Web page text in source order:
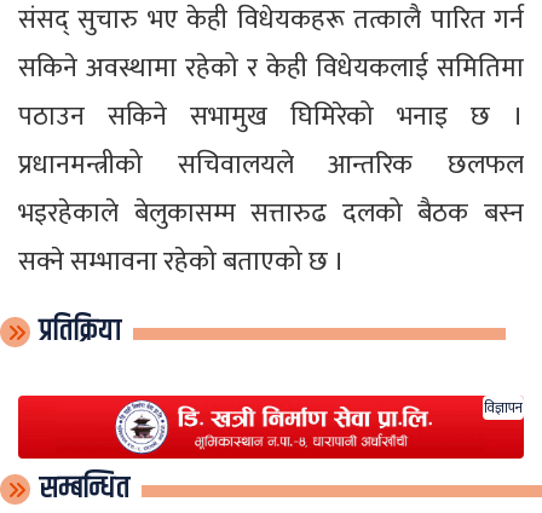
संसद् सुचारु भए केही विधेयकहरू तत्कालै पारित गर्न
सकिने अवस्थामा रहेको र केही विधेयकलाई समितिमा
पठाउन सकिने सभामुख घिमिरेको भनाइ छ ।
प्रधानमन्त्रीको सचिवालयले आन्तरिक छलफल
भइरहेकाले बेलुकासम्म सत्तारुढ दलको बैठक बस्न
सक्ने सम्भावना रहेको बताएको छ ।
प्रतिक्रिया
विज्ञापन
सम्बन्धित